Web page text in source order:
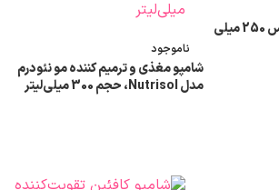
شامپو تقویت کننده کراستاس 250 میلی
ناموجود
شامپو مغذی و ترمیم کننده مو نئودرم
مدل Nutrisol، حجم 300 میلی‌لیتر